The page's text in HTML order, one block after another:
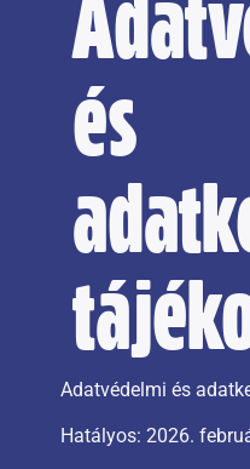
és
Adatvédelmi és
Hatályos: 2026.